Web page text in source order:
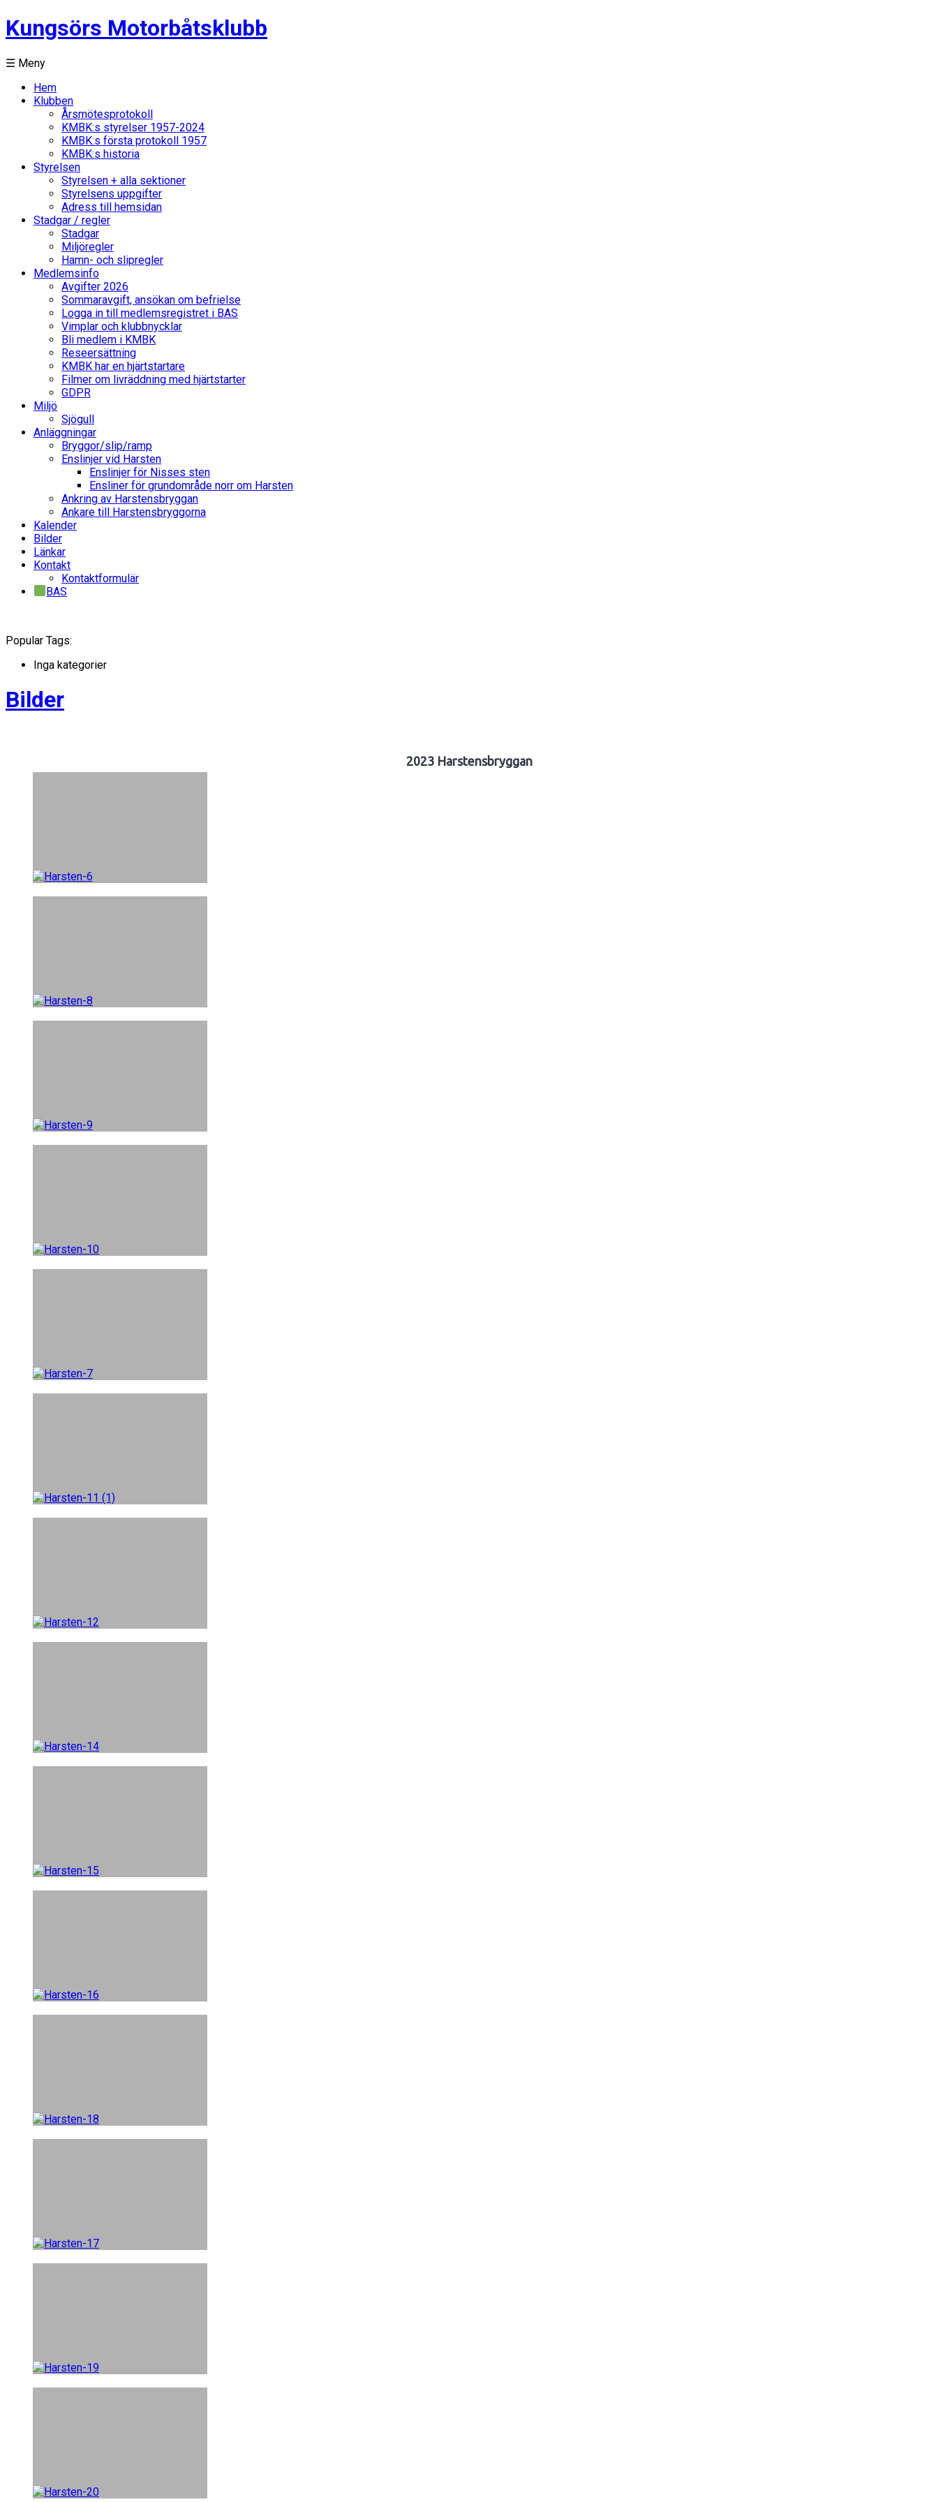
Kungsörs Motorbåtsklubb
☰ Meny
Hem
Klubben
Årsmötesprotokoll
KMBK:s styrelser 1957-2024
KMBK:s första protokoll 1957
KMBK:s historia
Styrelsen
Styrelsen + alla sektioner
Styrelsens uppgifter
Adress till hemsidan
Stadgar / regler
Stadgar
Miljöregler
Hamn- och slipregler
Medlemsinfo
Avgifter 2026
Sommaravgift, ansökan om befrielse
Logga in till medlemsregistret i BAS
Vimplar och klubbnycklar
Bli medlem i KMBK
Reseersättning
KMBK har en hjärtstartare
Filmer om livräddning med hjärtstarter
GDPR
Miljö
Sjögull
Anläggningar
Bryggor/slip/ramp
Enslinjer vid Harsten
Enslinjer för Nisses sten
Ensliner för grundområde norr om Harsten
Ankring av Harstensbryggan
Ankare till Harstensbryggorna
Kalender
Bilder
Länkar
Kontakt
Kontaktformulär
BAS
Popular Tags:
Inga kategorier
Bilder
2023 Harstensbryggan